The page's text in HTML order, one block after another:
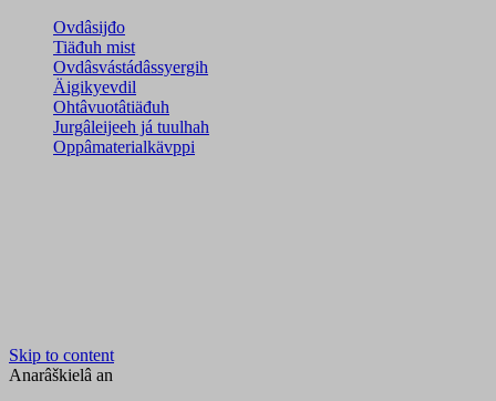
Ovdâsijđo
Tiäđuh mist
Ovdâsvástádâssyergih
Äigikyevdil
Ohtâvuotâtiäđuh
Jurgâleijeeh já tuulhah
Oppâmaterialkävppi
Skip to content
Anarâškielâ an